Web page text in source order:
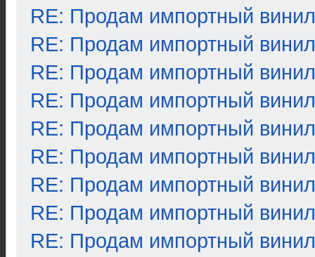
RE: Продам импортный винил
RE: Продам импортный винил
RE: Продам импортный винил
RE: Продам импортный винил
RE: Продам импортный винил
RE: Продам импортный винил
RE: Продам импортный винил
RE: Продам импортный винил
RE: Продам импортный винил